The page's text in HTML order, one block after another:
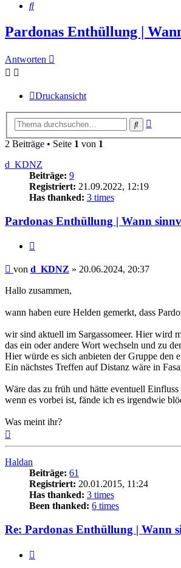
Suche
Pardonas Enthüllung |
Antworten
Druckansicht
Suche
2 Beiträge • Seite 1 von 1
d_KDNZ
Beiträge: 9
Registriert: 21.09.2022, 12:19
Has thanked: 3 times
Pardonas Enthüllung | Wann
Beitrag
von d_KDNZ » 20.06.2024, 20:37
Hallo zusammen,
wann haben eure Helden gemerkt, dass
wir sind aktuell im Sargassomeer. Hier wird
das ein oder andere Wort wechseln und zu
Hier würde es sich anbieten der Gruppe den
Ein nächstes Treffen auf Distanz wäre in
Wäre das zu früh und hätte eventuell
wenn es vorbei ist, fände ich es irgendwie
Was meint ihr?
Haldan
Beiträge: 61
Registriert: 20.01.2015, 11:24
Has thanked: 3 times
Been thanked: 6 times
Re: Pardonas Enthüllung | Wann